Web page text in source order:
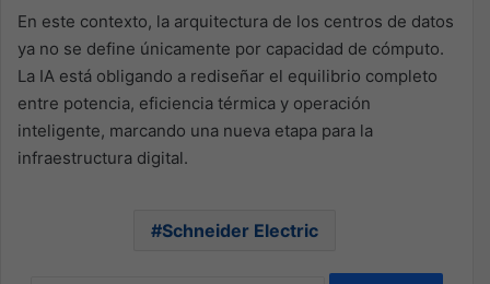
En este contexto, la arquitectura de los centros de datos
ya no se define únicamente por capacidad de cómputo.
La IA está obligando a rediseñar el equilibrio completo
entre potencia, eficiencia térmica y operación
inteligente, marcando una nueva etapa para la
infraestructura digital.
Schneider Electric